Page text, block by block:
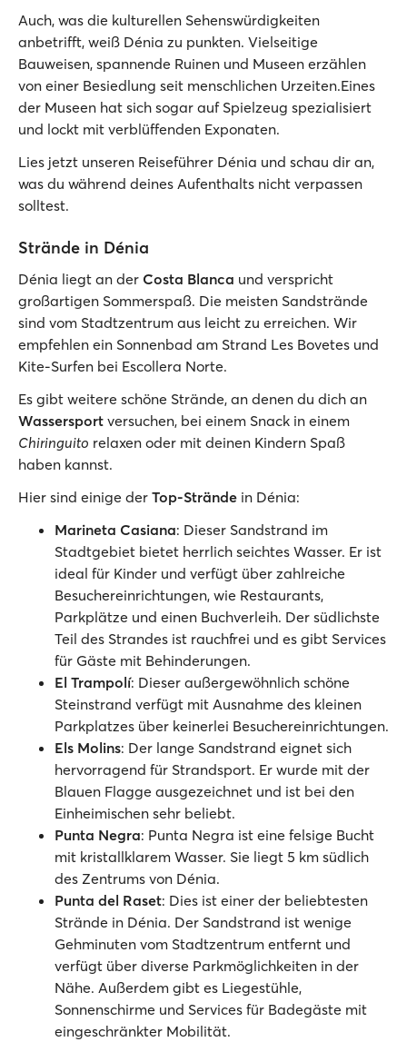
Auch, was die kulturellen Sehenswürdigkeiten
anbetrifft, weiß Dénia zu punkten. Vielseitige
Bauweisen, spannende Ruinen und Museen erzählen
von einer Besiedlung seit menschlichen Urzeiten.Eines
der Museen hat sich sogar auf Spielzeug spezialisiert
und lockt mit verblüffenden Exponaten.
Lies jetzt unseren Reiseführer Dénia und schau dir an,
was du während deines Aufenthalts nicht verpassen
solltest.
Strände in Dénia
Dénia liegt an der Costa Blanca und verspricht
großartigen Sommerspaß. Die meisten Sandstrände
sind vom Stadtzentrum aus leicht zu erreichen. Wir
empfehlen ein Sonnenbad am Strand Les Bovetes und
Kite-Surfen bei Escollera Norte.
Es gibt weitere schöne Strände, an denen du dich an
Wassersport versuchen, bei einem Snack in einem
Chiringuito relaxen oder mit deinen Kindern Spaß
haben kannst.
Hier sind einige der Top-Strände in Dénia:
Marineta Casiana: Dieser Sandstrand im
Stadtgebiet bietet herrlich seichtes Wasser. Er ist
ideal für Kinder und verfügt über zahlreiche
Besuchereinrichtungen, wie Restaurants,
Parkplätze und einen Buchverleih. Der südlichste
Teil des Strandes ist rauchfrei und es gibt Services
für Gäste mit Behinderungen.
El Trampolí: Dieser außergewöhnlich schöne
Steinstrand verfügt mit Ausnahme des kleinen
Parkplatzes über keinerlei Besuchereinrichtungen.
Els Molins: Der lange Sandstrand eignet sich
hervorragend für Strandsport. Er wurde mit der
Blauen Flagge ausgezeichnet und ist bei den
Einheimischen sehr beliebt.
Punta Negra: Punta Negra ist eine felsige Bucht
mit kristallklarem Wasser. Sie liegt 5 km südlich
des Zentrums von Dénia.
Punta del Raset: Dies ist einer der beliebtesten
Strände in Dénia. Der Sandstrand ist wenige
Gehminuten vom Stadtzentrum entfernt und
verfügt über diverse Parkmöglichkeiten in der
Nähe. Außerdem gibt es Liegestühle,
Sonnenschirme und Services für Badegäste mit
eingeschränkter Mobilität.